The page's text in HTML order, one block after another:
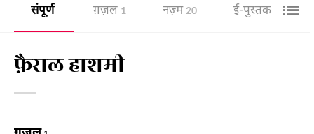
संपूर्ण ग़ज़ल 1 नज़्म 20 ई-पुस्तक
फ़ैसल हाशमी